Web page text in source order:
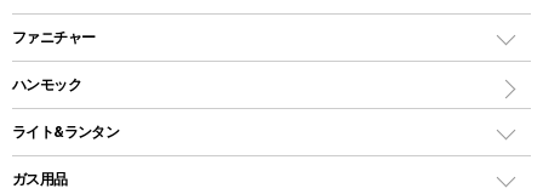
ツールームテント
ワンポールテント
シェルターテント
ロッジ型・オリジナルテント
インナーシュラフ
キャンピングベッド・コット
インフレータブルマット
ファニチャー
アウトドアテーブル
レジャーシート
ハンモック
ライト&ランタン
LEDランタン
ガス用品